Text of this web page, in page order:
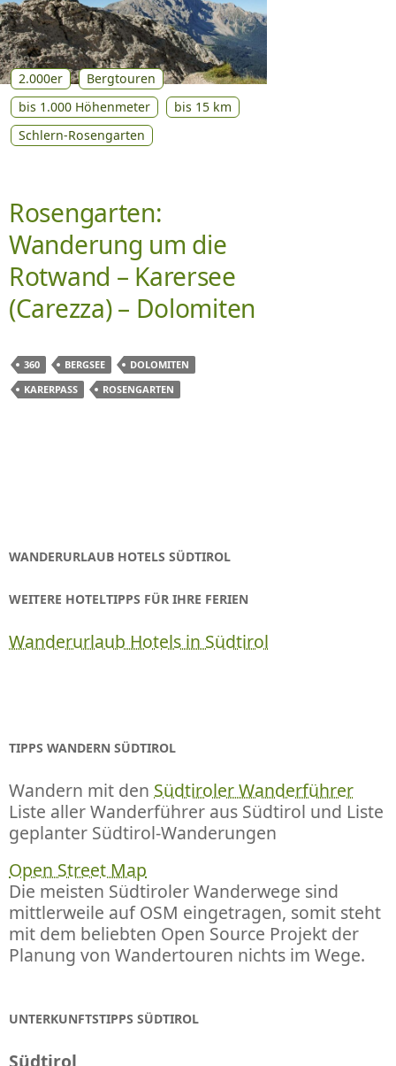
2.000er
Bergtouren
bis 1.000 Höhenmeter
bis 15 km
Schlern-Rosengarten
Rosengarten:
Wanderung um die
Rotwand – Karersee
(Carezza) – Dolomiten
360 BERGSEE
DOLOMITEN
KARERPASS
ROSENGARTEN
WANDERURLAUB HOTELS SÜDTIROL
WEITERE HOTELTIPPS FÜR IHRE FERIEN
Wanderurlaub Hotels in Südtirol
TIPPS WANDERN SÜDTIROL
Wandern mit den Südtiroler Wanderführer
Liste aller Wanderführer aus Südtirol und Liste
geplanter Südtirol-Wanderungen
Open Street Map
Die meisten Südtiroler Wanderwege sind
mittlerweile auf OSM eingetragen, somit steht
mit dem beliebten Open Source Projekt der
Planung von Wandertouren nichts im Wege.
UNTERKUNFTSTIPPS SÜDTIROL
Südtirol